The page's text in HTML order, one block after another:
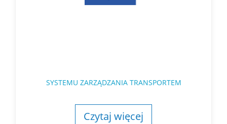
SYSTEMU ZARZĄDZANIA TRANSPORTEM
Czytaj więcej